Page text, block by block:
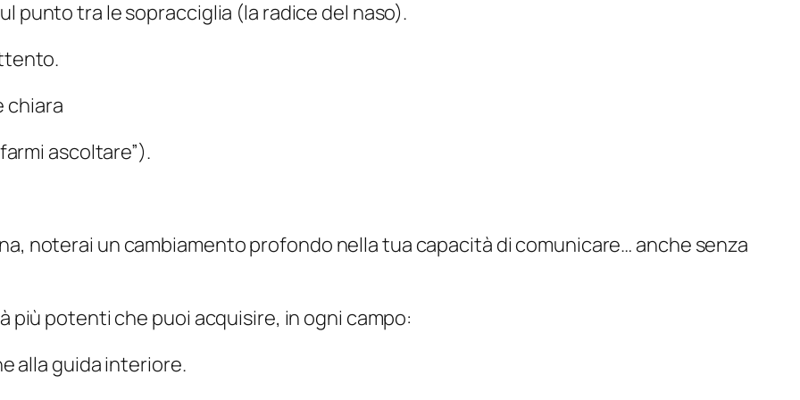
punto tra le sopracciglia (la radice del naso).
chiara
ascoltare”).
noterai un cambiamento profondo nella tua capacità di comunicare… anche senza
più potenti che puoi acquisire, in ogni campo:
alla guida interiore.